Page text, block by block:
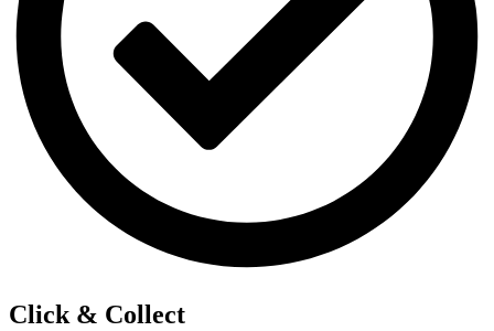
Click & Collect